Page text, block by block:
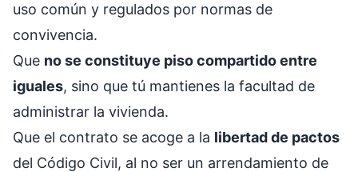
uso común y regulados por normas de
convivencia.
Que no se constituye piso compartido entre
iguales, sino que tú mantienes la facultad de
administrar la vivienda.
Que el contrato se acoge a la libertad de pactos
del Código Civil, al no ser un arrendamiento de